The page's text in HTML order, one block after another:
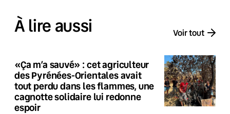
À lire aussi Voir tout
«Ça m’a sauvé» : cet agriculteur
des Pyrénées-Orientales avait
tout perdu dans les flammes, une
cagnotte solidaire lui redonne
espoir